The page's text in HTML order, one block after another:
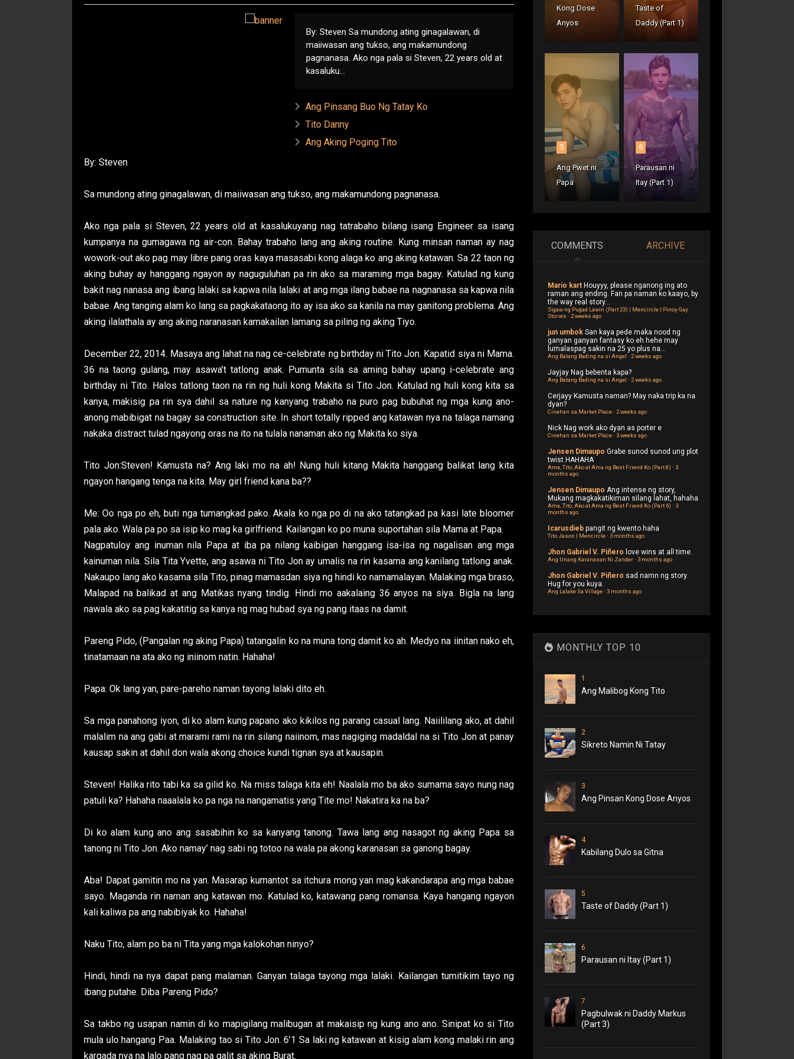
By: Steven Sa mundong ating ginagalawan, di
maiiwasan ang tukso, ang makamundong
pagnanasa. Ako nga pala si Steven, 22 years old at
kasaluku...
Ang Pinsang Buo Ng Tatay Ko
Tito Danny
Ang Aking Poging Tito
By: Steven
Sa mundong ating ginagalawan, di maiiwasan ang tukso, ang makamundong pagnanasa.
Ako nga pala si Steven, 22 years old at kasalukuyang nag tatrabaho bilang isang Engineer sa isang
kumpanya na gumagawa ng air-con. Bahay trabaho lang ang aking routine. Kung minsan naman ay nag
wowork-out ako pag may libre pang oras kaya masasabi kong alaga ko ang aking katawan. Sa 22 taon ng
aking buhay ay hanggang ngayon ay naguguluhan pa rin ako sa maraming mga bagay. Katulad ng kung
bakit nag nanasa ang ibang lalaki sa kapwa nila lalaki at ang mga ilang babae na nagnanasa sa kapwa nila
babae. Ang tanging alam ko lang sa pagkakataong ito ay isa ako sa kanila na may ganitong problema. Ang
aking ilalathala ay ang aking naranasan kamakailan lamang sa piling ng aking Tiyo.
December 22, 2014. Masaya ang lahat na nag ce-celebrate ng birthday ni Tito Jon. Kapatid siya ni Mama.
36 na taong gulang, may asawa’t tatlong anak. Pumunta sila sa aming bahay upang i-celebrate ang
birthday ni Tito. Halos tatlong taon na rin ng huli kong Makita si Tito Jon. Katulad ng huli kong kita sa
kanya, makisig pa rin sya dahil sa nature ng kanyang trabaho na puro pag bubuhat ng mga kung ano-
anong mabibigat na bagay sa construction site. In short totally ripped ang katawan nya na talaga namang
nakaka distract tulad ngayong oras na ito na tulala nanaman ako ng Makita ko siya.
Tito Jon:Steven! Kamusta na? Ang laki mo na ah! Nung huli kitang Makita hanggang balikat lang kita
ngayon hangang tenga na kita. May girl friend kana ba??
Me: Oo nga po eh, buti nga tumangkad pako. Akala ko nga po di na ako tatangkad pa kasi late bloomer
pala ako. Wala pa po sa isip ko mag ka girlfriend. Kailangan ko po muna suportahan sila Mama at Papa.
Nagpatuloy ang inuman nila Papa at iba pa nilang kaibigan hanggang isa-isa ng nagalisan ang mga
kainuman nila. Sila Tita Yvette, ang asawa ni Tito Jon ay umalis na rin kasama ang kanilang tatlong anak.
Nakaupo lang ako kasama sila Tito, pinag mamasdan siya ng hindi ko namamalayan. Malaking mga braso,
Malapad na balikad at ang Matikas nyang tindig. Hindi mo aakalaing 36 anyos na siya. Bigla na lang
nawala ako sa pag kakatitig sa kanya ng mag hubad sya ng pang itaas na damit.
Pareng Pido, (Pangalan ng aking Papa) tatangalin ko na muna tong damit ko ah. Medyo na iinitan nako eh,
tinatamaan na ata ako ng iniinom natin. Hahaha!
Papa: Ok lang yan, pare-pareho naman tayong lalaki dito eh.
Sa mga panahong iyon, di ko alam kung papano ako kikilos ng parang casual lang. Naiililang ako, at dahil
malalim na ang gabi at marami rami na rin silang naiinom, mas nagiging madaldal na si Tito Jon at panay
kausap sakin at dahil don wala akong choice kundi tignan sya at kausapin.
Steven! Halika rito tabi ka sa gilid ko. Na miss talaga kita eh! Naalala mo ba ako sumama sayo nung nag
patuli ka? Hahaha naaalala ko pa nga na nangamatis yang Tite mo! Nakatira ka na ba?
Di ko alam kung ano ang sasabihin ko sa kanyang tanong. Tawa lang ang nasagot ng aking Papa sa
tanong ni Tito Jon. Ako namay’ nag sabi ng totoo na wala pa akong karanasan sa ganong bagay.
Aba! Dapat gamitin mo na yan. Masarap kumantot sa itchura mong yan mag kakandarapa ang mga babae
sayo. Maganda rin naman ang katawan mo. Katulad ko, katawang pang romansa. Kaya hangang ngayon
kali kaliwa pa ang nabibiyak ko. Hahaha!
Naku Tito, alam po ba ni Tita yang mga kalokohan ninyo?
Hindi, hindi na nya dapat pang malaman. Ganyan talaga tayong mga lalaki. Kailangan tumitikim tayo ng
ibang putahe. Diba Pareng Pido?
Sa takbo ng usapan namin di ko mapigilang malibugan at makaisip ng kung ano ano. Sinipat ko si Tito
mula ulo hangang Paa. Malaking tao si Tito Jon. 6’1 Sa laki ng katawan at kisig alam kong malaki rin ang
kargada nya na lalo pang nag pa galit sa aking Burat.
Kong Dose
Anyos
Taste of
Daddy (Part 1)
5
Ang Pwet ni
Papa
6
Parausan ni
Itay (Part 1)
COMMENTS ARCHIVE
Mario kart Houyyy, please nganong ing ato
raman ang ending. Fan pa naman ko kaayo, by
the way real story...
Sigaw ng Pugad Lawin (Part 23) | Mencircle | Pinoy Gay
Stories · 2 weeks ago
jun umbok San kaya pede maka nood ng
ganyan ganyan fantasy ko eh hehe may
lumalaspag sakin na 25 yo plus na...
Ang Batang Bading na si Angel · 2 weeks ago
Jayjay Nag bebenta kapa?
Ang Batang Bading na si Angel · 2 weeks ago
Cerjayy Kamusta naman? May naka trip ka na
dyan?
Cinehan sa Market Place· 2 weeks ago
Nick Nag work ako dyan as porter e
Cinehan sa Market Place· 3 weeks ago
Jensen Dimaupo Grabe sunod sunod ung plot
twist HAHAHA
Ama, Tito, Ako at Ama ng Best Friend Ko (Part 8) · 3
months ago
Jensen Dimaupo Ang intense ng story,
Mukang magkakatikiman silang lahat, hahaha
Ama, Tito, Ako at Ama ng Best Friend Ko (Part 6) · 3
months ago
Icarusdieb pangit ng kwento haha
Tito Jason | Mencircle· 3 months ago
Jhon Gabriel V. Piñero love wins at all time.
Ang Unang Karanasan Ni Zander· 3 months ago
Jhon Gabriel V. Piñero sad namn ng story.
Hug for you kuya.
Ang Lalake Sa Village· 3 months ago
MONTHLY TOP 10
1
Ang Malibog Kong Tito
2
Sikreto Namin Ni Tatay
3
Ang Pinsan Kong Dose Anyos
4
Kabilang Dulo sa Gitna
5
Taste of Daddy (Part 1)
6
Parausan ni Itay (Part 1)
7
Pagbulwak ni Daddy Markus
(Part 3)